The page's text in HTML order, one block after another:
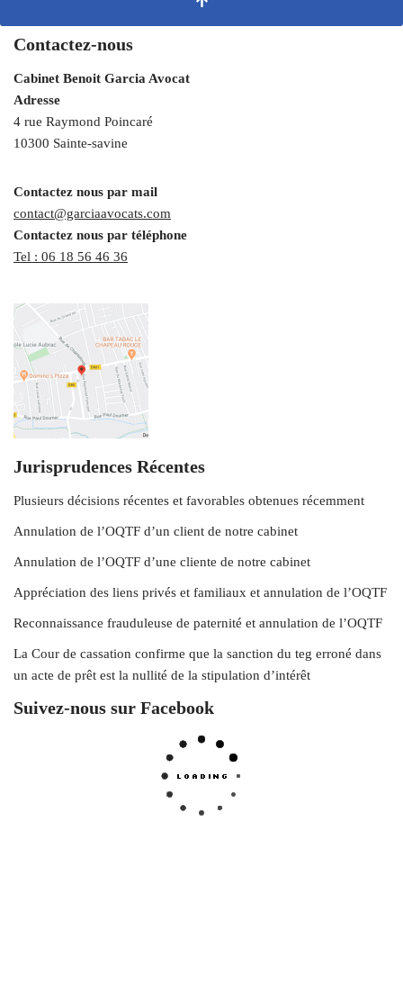
Contactez-nous
Cabinet Benoit Garcia Avocat
Adresse
4 rue Raymond Poincaré
10300 Sainte-savine
Contactez nous par mail
contact@garciaavocats.com
Contactez nous par téléphone
Tel : 06 18 56 46 36
Jurisprudences Récentes
Plusieurs décisions récentes et favorables obtenues récemment
Annulation de l’OQTF d’un client de notre cabinet
Annulation de l’OQTF d’une cliente de notre cabinet
Appréciation des liens privés et familiaux et annulation de l’OQTF
Reconnaissance frauduleuse de paternité et annulation de l’OQTF
La Cour de cassation confirme que la sanction du teg erroné dans
un acte de prêt est la nullité de la stipulation d’intérêt
Suivez-nous sur Facebook